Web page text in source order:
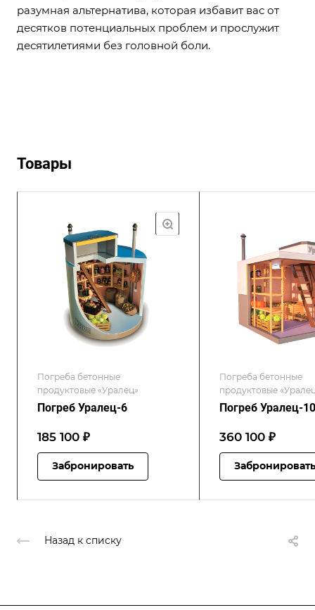
разумная альтернатива, которая избавит вас от
десятков потенциальных проблем и прослужит
десятилетиями без головной боли.
Товары
Погреба бетонные
продуктовые «Уралец»
Погреб Уралец-6
185 100 ₽
Забронировать
Погреба бетонные
продуктовые
Погреб Уралец-10
360 100 ₽
Забронировать
Назад к списку